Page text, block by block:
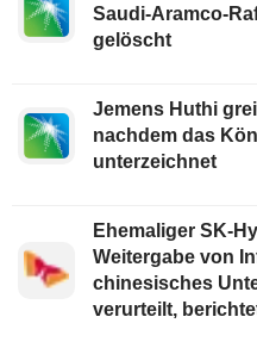
Saudi-Aramco-
gelöscht
Jemens Huthi
nachdem das
unterzeichnet
Ehemaliger SK-
Weitergabe von
chinesisches
verurteilt,